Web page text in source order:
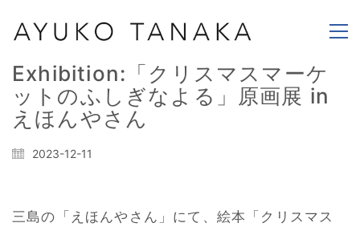
Exhibition:「クリスマスマーケ
ットのふしぎなよる」原画展 in
えほんやさん
2023-12-11
三島の「えほんやさん」にて、絵本「クリスマス